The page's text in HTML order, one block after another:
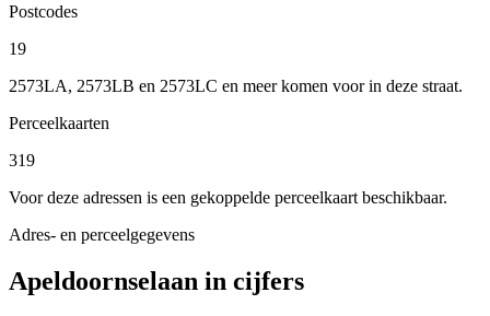
Postcodes
19
2573LA, 2573LB en 2573LC en meer komen voor in deze straat.
Perceelkaarten
319
Voor deze adressen is een gekoppelde perceelkaart beschikbaar.
Adres- en perceelgegevens
Apeldoornselaan in cijfers